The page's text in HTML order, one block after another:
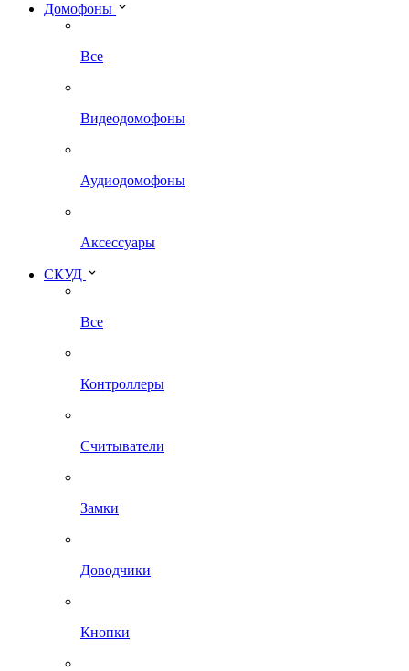
Домофоны
Все
Видеодомофоны
Аудиодомофоны
Аксессуары
СКУД
Все
Контроллеры
Считыватели
Замки
Доводчики
Кнопки